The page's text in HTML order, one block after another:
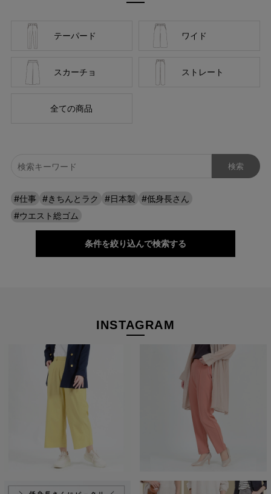
ほどよい光沢感が上品
光沢感と上品なツヤ、するりと肌を流れるようなとろみ感が、大
人を美しく見せます。 どんなアイテムにも合わせやすいよう、極
テーパード ワイド
スカーチョ ストレート
全ての商品
#仕事 #きちんとラク #日本製
#低身長さん
#ウエスト総ゴム
条件を絞り込んで検索する
INSTAGRAM